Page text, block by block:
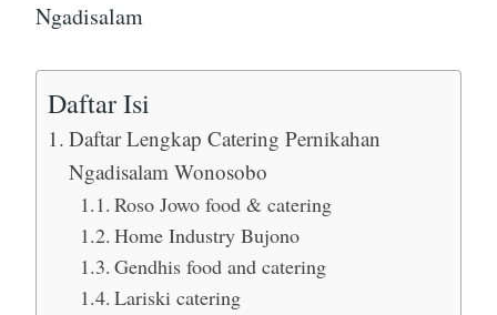
Ngadisalam
Daftar Isi
Daftar Lengkap Catering Pernikahan
Ngadisalam Wonosobo
Roso Jowo food & catering
Home Industry Bujono
Gendhis food and catering
Lariski catering